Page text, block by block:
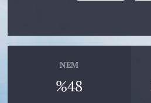
NEM
%48